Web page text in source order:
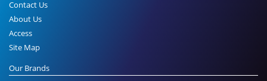
Contact Us
About Us
Access
Site Map
Our Brands